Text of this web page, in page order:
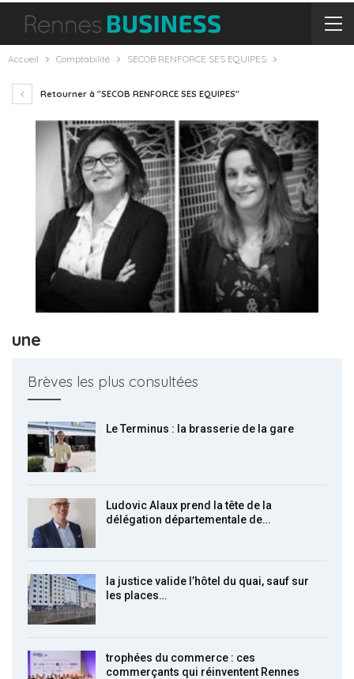
Accueil Comptabilité SECOB RENFORCE SES EQUIPES
Retourner à "SECOB RENFORCE SES EQUIPES"
une
Brèves les plus consultées
Le Terminus : la brasserie de la gare
Ludovic Alaux prend la tête de la
délégation départementale de…
la justice valide l’hôtel du quai, sauf sur
les places…
trophées du commerce : ces
commerçants qui réinventent Rennes